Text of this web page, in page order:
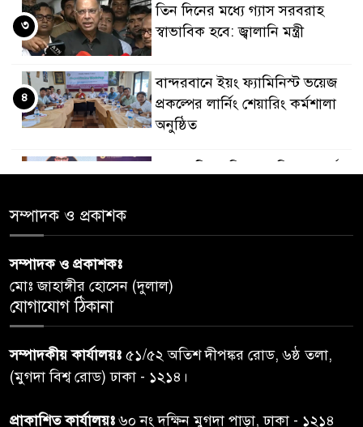
তিন দিনের মধ্যে গ্যাস সরবরাহ
স্বাভাবিক হবে: জ্বালানি মন্ত্রী
৩
বান্দরবানে ইয়ং ফ্যামিনিস্ট ভয়েজ
প্রকল্পের লার্নিং শেয়ারিং কর্মশালা
অনুষ্ঠিত
৪
পেশ
৬
তদন্ত শেষ পর্যায়ে, দ্রুত চার্জশিট
৭
রাতের মধ্যে ঢাকাসহ ১০ অঞ্চলে
সম্পাদক ও প্রকাশক
সম্পাদক ও প্রকাশকঃ
মোঃ জাহাঙ্গীর হোসেন (দুলাল)
যোগাযোগ ঠিকানা
সম্পাদকীয় কার্যালয়ঃ ৫১/৫২ অতিশ দীপঙ্কর রোড, ৬ষ্ঠ তলা,
(মুগদা বিশ্ব রোড) ঢাকা - ১২১৪।
প্রাকাশিত কার্যালয়ঃ৬০ নং দক্ষিন মুগদা পাড়া, ঢাকা - ১২১৪